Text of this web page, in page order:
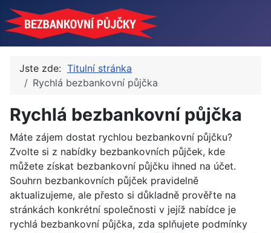
Jste zde: Titulní stránka
Rychlá bezbankovní půjčka
Rychlá bezbankovní půjčka
Máte zájem dostat rychlou bezbankovní půjčku?
Zvolte si z nabídky bezbankovních půjček, kde
můžete získat bezbankovní půjčku ihned na účet.
Souhrn bezbankovních půjček pravidelně
aktualizujeme, ale přesto si důkladně prověřte na
stránkách konkrétní společnosti v jejíž nabídce je
rychlá bezbankovní půjčka, zda splňujete podmínky